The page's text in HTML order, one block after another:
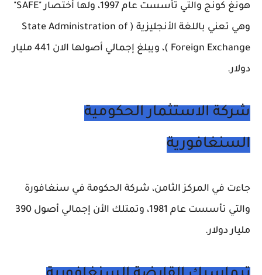
هونغ كونج والتي تأسست عام 1997، ولها أختصار "SAFE"
وهي تعني باللغة الأنجليزية ( State Administration of
Foreign Exchange )، ويبلغ إجمالي أصولها الان 441 مليار
دولار.
شركة الاستثمار الحكومية
السنغافورية
جاءت في المركز الثامن، شركة الحكومة في سنغافورة
والتي تأسست عام 1981، وتمتلك الأن إجمالي أصول 390
مليار دولار.